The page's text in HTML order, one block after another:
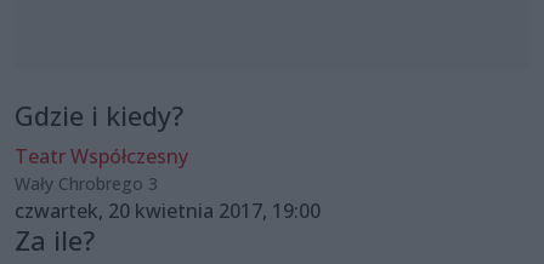
Gdzie i kiedy?
Teatr Współczesny
Wały Chrobrego 3
czwartek, 20 kwietnia 2017, 19:00
Za ile?